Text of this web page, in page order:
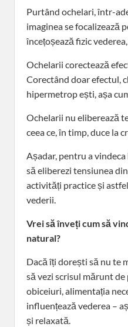
Purtând ochelari, într-
imaginea se focalizează
încețoșează fizic
Ochelarii corectează
Corectând doar efectul,
hipermetrop ești, așa
Ochelarii nu eliberează
ceea ce, în timp, duce la
Așadar, pentru a
să eliberezi tensiunea
activități practice și
vederii.
Vrei să înveți cum să
natural?
Dacă îți dorești să nu te
să vezi scrisul mărunt
obiceiuri, alimentația
influențează vederea –
și relaxată.